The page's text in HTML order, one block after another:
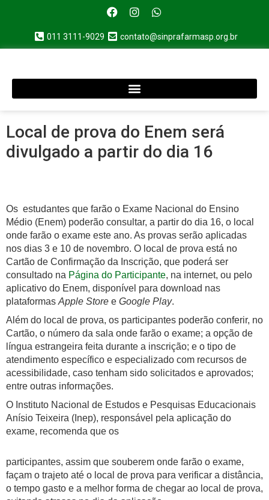
011 3111-9029 contato@sinprafarmasp.org.br
Local de prova do Enem será
divulgado a partir do dia 16
Os estudantes que farão o Exame Nacional do Ensino
Médio (Enem) poderão consultar, a partir do dia 16, o local
onde farão o exame este ano. As provas serão aplicadas
nos dias 3 e 10 de novembro. O local de prova está no
Cartão de Confirmação da Inscrição, que poderá ser
consultado na Página do Participante, na internet, ou pelo
aplicativo do Enem, disponível para download nas
plataformas Apple Store e Google Play.
Além do local de prova, os participantes poderão conferir, no
Cartão, o número da sala onde farão o exame; a opção de
língua estrangeira feita durante a inscrição; e o tipo de
atendimento específico e especializado com recursos de
acessibilidade, caso tenham sido solicitados e aprovados;
entre outras informações.
O Instituto Nacional de Estudos e Pesquisas Educacionais
Anísio Teixeira (Inep), responsável pela aplicação do
exame, recomenda que os
participantes, assim que souberem onde farão o exame,
façam o trajeto até o local de prova para verificar a distância,
o tempo gasto e a melhor forma de chegar ao local de prova,